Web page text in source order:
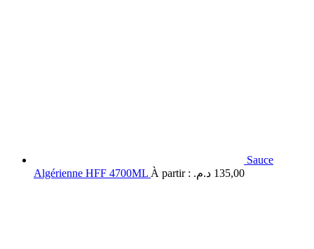
Sauce
Algérienne HFF 4700ML À partir : 135,00 د.م.